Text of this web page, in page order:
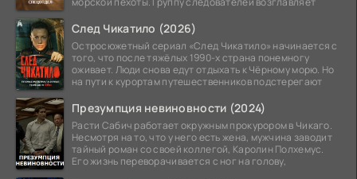
След Чикатило (2026)
Остросюжетный сериал «След Чикатило» начинается с
того, что после тяжёлых 1990-х страна понемногу
оживает. Люди снова едут отдыхать к Чёрному морю. Но
на пути к курортам путешественников подстерегают
Презумпция невиновности (2024)
Расти Сабич работает окружным прокурором в Чикаго.
Несмотря на то, что у него есть жена, мужчина заводит
тайный роман со своей коллегой, Каролин Полхемус.
Его жизнь переворачивается с ног на голову,